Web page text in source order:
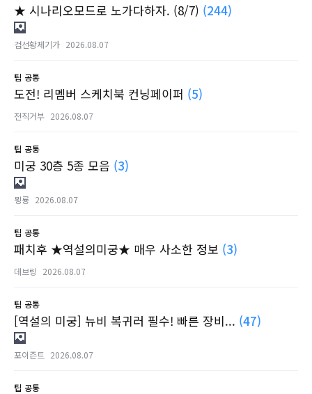
★ 시나리오모드로 노가다하자. (8/7) (244)
검선황제기가 2026.08.07
팁 공통
도전! 리멤버 스케치북 컨닝페이퍼 (5)
전직거부 2026.08.07
팁 공통
미궁 30층 5종 모음 (3)
묑룡 2026.08.07
팁 공통
패치후 ★역설의미궁★ 매우 사소한 정보 (3)
데브링 2026.08.07
팁 공통
[역설의 미궁] 뉴비 복귀러 필수! 빠른 장비... (47)
포이즌트 2026.08.07
팁 공통